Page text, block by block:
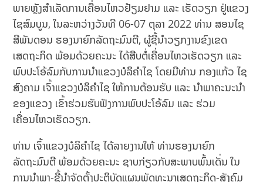
ພາຍຫຼັງສໍາເລັດການເຄື່ອນໄຫວຢ້ຽມຢາມ ແລະ ເຮັດວຽກ ຢູ່ແຂວງ
ໄຊສົມບູນ, ໃນລະຫວ່າງວັນທີ 06-07 ຕຸລາ 2022 ທ່ານ ສອນໄຊ
ສີພັນດອນ ຮອງນາຍົກລັດຖະມົນຕີ, ຜູ້ຊີ້ນໍາວຽກງານຂົງເຂດ
ເສດຖະກິດ ພ້ອມດ້ວຍຄະນະ ໄດ້ສືບຕໍ່ເຄື່ອນໄຫວເຮັດວຽກ ແລະ
ພົບປະໂອ້ລົມກັບການນຳແຂວງບໍລິຄຳໄຊ ໂດຍມີທ່ານ ກອງແກ້ວ ໄຊ
ສົງຄາມ ເຈົ້າແຂວງບໍລິຄຳໄຊ ໃຫ້ການຕ້ອນຮັບ ແລະ ນຳພາຄະນະນຳ
ຂອງແຂວງ ເຂົ້າຮ່ວມຮັບຟັງການພົບປະໂອ້ລົມ ແລະ ຮ່ວມ
ເຄື່ອນໄຫວເຮັດວຽກ.
ທ່ານ ເຈົ້າແຂວງບໍລິຄຳໄຊ ໄດ້ລາຍງານໃຫ້ ທ່ານຮອງນາຍົກ
ລັດຖະມົນຕີ ພ້ອມດ້ວຍຄະນະ ຊາບກ່ຽວກັບສະພາບພົ້ນເດັ່ນ ໃນ
ການນໍາພາ-ຊີ້ນໍາຈັດຕັ້ງປະຕິບັດແຜນພັດທະນາເສດຖະກິດ-ສັງຄົມ